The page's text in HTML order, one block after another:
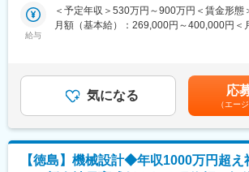
のように事業を継続させていくか、リスク
たBCP（事業継続計画）を作成している企
います。
変更の範囲：会社の定める業務
■案件例：
◇自動車・二輪車：自動運転に関わる回路
◇医療・医療機器：画像診断装置用電子部
X線、超音波、NMRといった部位・用途に
置のFPGA論理設計～周辺回路設計を行う
ン、実機評価、環境評価等
◇宇宙：宇宙機器のシステム開発
・姿勢制御システムや電源システム、通信
給与
＜予定年収＞530万円～900万円＜賃金形態
月額（基本給）：269,000円～400,000円＜
気になる 応
（エー
【徳島】機械設計◆年収1000万円超え